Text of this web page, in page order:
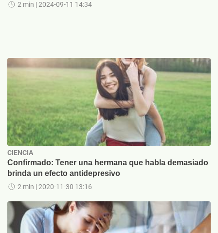
2 min | 2024-09-11 14:34
CIENCIA
Confirmado: Tener una hermana que habla demasiado
brinda un efecto antidepresivo
2 min | 2020-11-30 13:16